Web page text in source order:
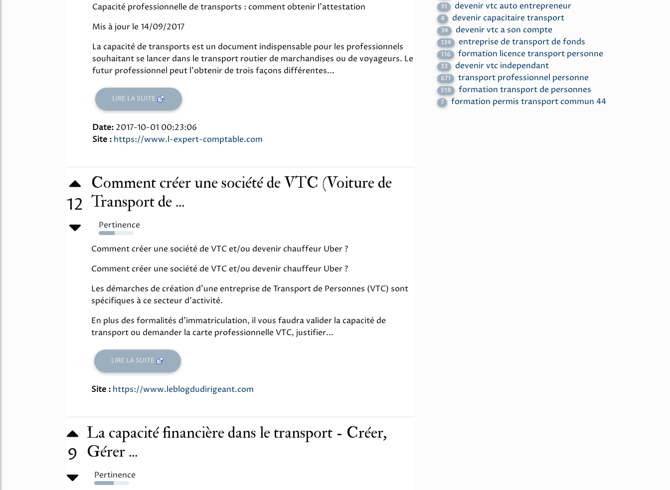
Capacité professionnelle de transports : comment obtenir l'attestation
Mis à jour le 14/09/2017
La capacité de transports est un document indispensable pour les professionnels
souhaitant se lancer dans le transport routier de marchandises ou de voyageurs. Le
futur professionnel peut l'obtenir de trois façons différentes...
LIRE LA SUITE
Date: 2017-10-01 00:23:06
Site : https://www.l-expert-comptable.com
12
Comment créer une société de VTC (Voiture de
Transport de ...
Pertinence
46%
Comment créer une société de VTC et/ou devenir chauffeur Uber ?
Comment créer une société de VTC et/ou devenir chauffeur Uber ?
Les démarches de création d'une entreprise de Transport de Personnes (VTC) sont
spécifiques à ce secteur d'activité.
En plus des formalités d'immatriculation, il vous faudra valider la capacité de
transport ou demander la carte professionnelle VTC, justifier...
LIRE LA SUITE
Site : https://www.leblogdudirigeant.com
9
La capacité financière dans le transport - Créer,
Gérer ...
Pertinence
55%
31 devenir vtc auto entrepreneur
4 devenir capacitaire transport
34 devenir vtc a son compte
134 entreprise de transport de fonds
116 formation licence transport personne
33 devenir vtc independant
671 transport professionnel personne
518 formation transport de personnes
7 formation permis transport commun 44